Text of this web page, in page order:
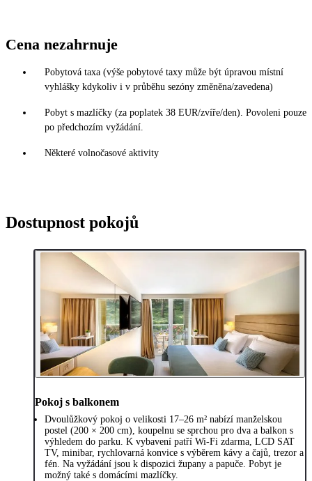
Cena nezahrnuje
Pobytová taxa (výše pobytové taxy může být úpravou místní
vyhlášky kdykoliv i v průběhu sezóny změněna/zavedena)
Pobyt s mazlíčky (za poplatek 38 EUR/zvíře/den). Povoleni pouze
po předchozím vyžádání.
Některé volnočasové aktivity
Dostupnost pokojů
Pokoj s balkonem
Dvoulůžkový pokoj o velikosti 17–26 m² nabízí manželskou
postel (200 × 200 cm), koupelnu se sprchou pro dva a balkon s
výhledem do parku. K vybavení patří Wi-Fi zdarma, LCD SAT
TV, minibar, rychlovarná konvice s výběrem kávy a čajů, trezor a
fén. Na vyžádání jsou k dispozici župany a papuče. Pobyt je
možný také s domácími mazlíčky.